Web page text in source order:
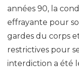
années 90, la
effrayante pour
gardes du corps
restrictives pour
interdiction a été